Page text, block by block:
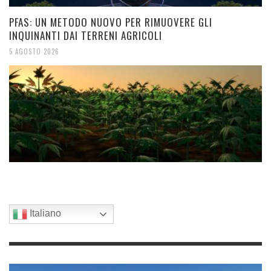
PFAS: UN METODO NUOVO PER RIMUOVERE GLI
INQUINANTI DAI TERRENI AGRICOLI
5 AGOSTO 2026
Italiano